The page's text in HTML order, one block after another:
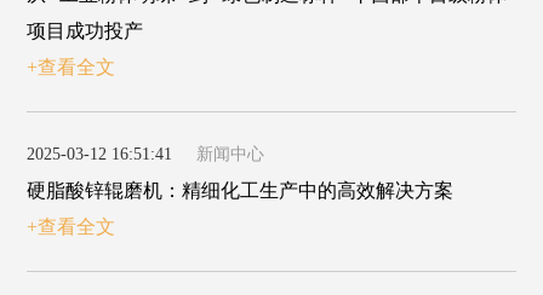
项目成功投产
+查看全文
2025-03-12 16:51:41 新闻中心
硬脂酸锌辊磨机：精细化工生产中的高效解决方案
+查看全文